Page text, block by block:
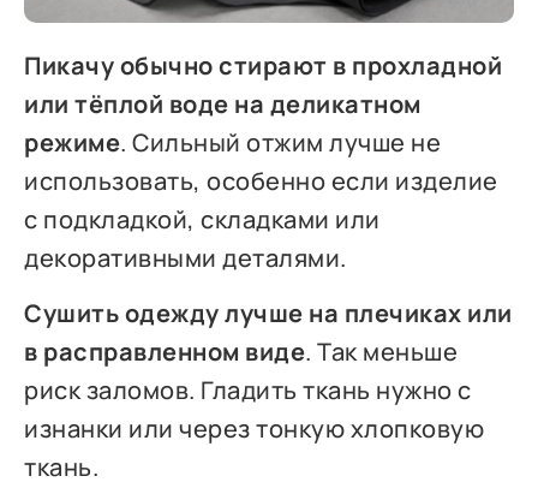
Пикачу обычно стирают в прохладной
или тёплой воде на деликатном
режиме. Сильный отжим лучше не
использовать, особенно если изделие
с подкладкой, складками или
декоративными деталями.
Сушить одежду лучше на плечиках или
в расправленном виде. Так меньше
риск заломов. Гладить ткань нужно с
изнанки или через тонкую хлопковую
ткань.